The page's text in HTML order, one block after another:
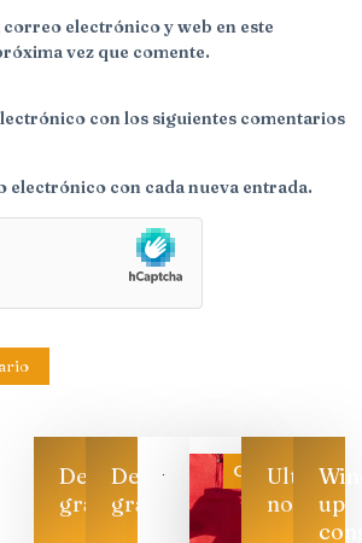
electrónico y web en este
vez que comente.
con los siguientes comentarios
electrónico con cada nueva entrada.
Descarga
gratis
Descarga
gratis
CategoríaUltimas
noticias
up